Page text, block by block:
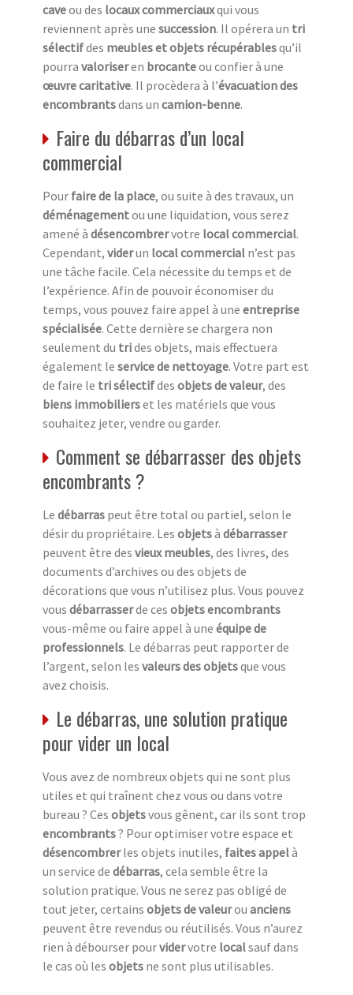
caveou des locaux commerciauxqui vous
reviennent après une succession. Il opérera un tri
sélectifdes meubles et objets récupérablesqu’il
pourra valoriseren brocanteou confier à une
œuvre caritative. Il procèdera à l’évacuation des
encombrantsdans un camion-benne.
Faire du débarras d’un local
commercial
Pour faire de la place, ou suite à des travaux, un
déménagementou une liquidation, vous serez
amené à désencombrervotre local commercial.
Cependant, viderun local commercial n’est pas
une tâche facile. Cela nécessite du temps et de
l’expérience. Afin de pouvoir économiser du
temps, vous pouvez faire appel à une entreprise
spécialisée. Cette dernière se chargera non
seulement du trides objets, mais effectuera
également le service de nettoyage. Votre part est
de faire le tri sélectifdes objets de valeur, des
biens immobilierset les matériels que vous
souhaitez jeter, vendre ou garder.
Comment se débarrasser des objets
encombrants ?
Le débarras peut être total ou partiel, selon le
désir du propriétaire. Les objetsà débarrasser
peuvent être des vieux meubles, des livres, des
documents d’archives ou des objets de
décorations que vous n’utilisez plus. Vous pouvez
vous débarrasserde ces objets encombrants
vous-même ou faire appel à une équipe de
professionnels. Le débarras peut rapporter de
l’argent, selon les valeurs des objetsque vous
avez choisis.
Le débarras, une solution pratique
pour vider un local
Vous avez de nombreux objets qui ne sont plus
utiles et qui traînent chez vous ou dans votre
bureau ? Ces objetsvous gênent, car ils sont trop
encombrants? Pour optimiser votre espace et
désencombrerles objets inutiles, faites appelà
un service de débarras, cela semble être la
solution pratique. Vous ne serez pas obligé de
tout jeter, certains objets de valeurou anciens
peuvent être revendus ou réutilisés. Vous n’aurez
rien à débourser pourvidervotre localsauf dans
le cas où les objets ne sont plus utilisables.